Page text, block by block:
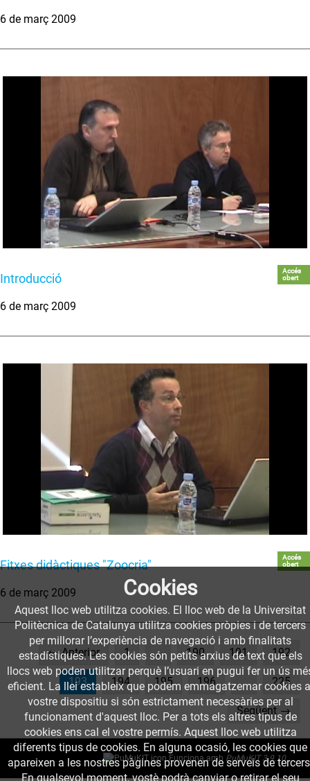
6 de març 2009
Introducció
Accés
obert
6 de març 2009
Fitxes didàctiques "Zoocria"
Accés
obert
6 de març 2009
← Anterior 1 … 190 191 192
193(current)
194 195 196 … 225
Següent →
Cookies
Aquest lloc web utilitza cookies. El lloc web de la Universitat
Politècnica de Catalunya utilitza cookies pròpies i de tercers
per millorar l’experiència de navegació i amb finalitats
estadístiques. Les cookies són petits arxius de text que els
llocs web poden utilitzar perquè l’usuari en pugui fer un ús
eficient. La llei estableix que podem emmagatzemar cookies
vostre dispositiu si són estrictament necessàries per al
funcionament d'aquest lloc. Per a tots els altres tipus de
cookies ens cal el vostre permís. Aquest lloc web utilitza
diferents tipus de cookies. En alguna ocasió, les cookies que
apareixen a les nostres pàgines provenen de serveis de
En qualsevol moment, vostè podrà canviar o retirar el seu
Funciona amb PuMuKIT 3.9.10